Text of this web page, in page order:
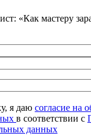
«Как мастеру
я даю согласие на
в соответствии с
данных